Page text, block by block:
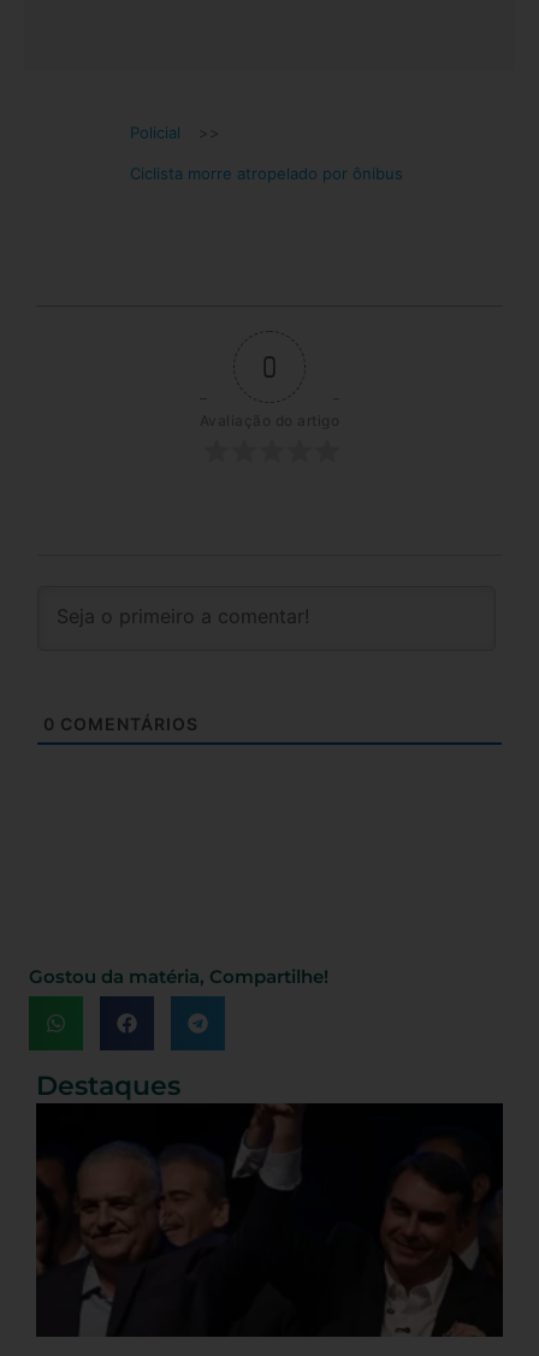
Policial >>
Ciclista morre atropelado por ônibus
0
Avaliação do artigo
0 COMENTÁRIOS
Gostou da matéria, Compartilhe!
Destaques